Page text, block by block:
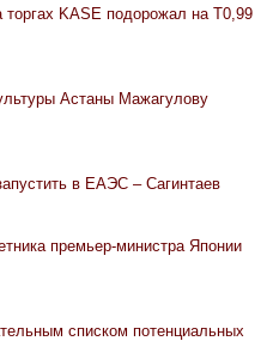
KASE подорожал на Т0,99
Астаны Мажагулову
в ЕАЭС – Сагинтаев
премьер-министра Японии
списком потенциальных